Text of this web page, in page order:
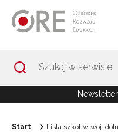
Start Lista szkół w woj.